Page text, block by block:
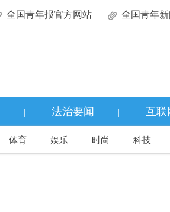
全国青年报官方网站 全国青年
法治要闻 互联
体育 娱乐 时尚 科技